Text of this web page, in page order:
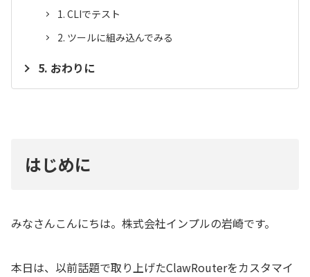
CLIでテスト
ツールに組み込んでみる
おわりに
はじめに
みなさんこんにちは。株式会社インプルの岩崎です。
本日は、以前話題で取り上げたClawRouterをカスタマイ